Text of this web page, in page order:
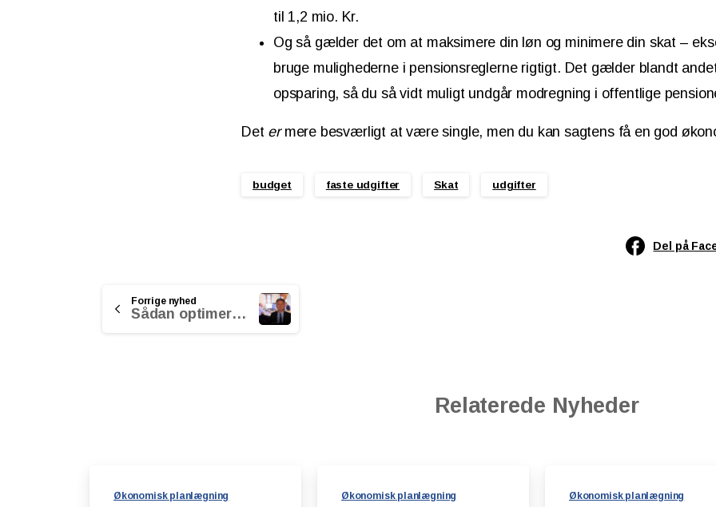
til 1,2 mio. Kr.
Og så gælder det om at maksimere din løn og minimere din skat –
bruge mulighederne i pensionsreglerne rigtigt. Det gælder blandt
opsparing, så du så vidt muligt undgår modregning i offentlige
Det ermere besværligt at være single, men du kan sagtens få en god
budget faste udgifter Skat udgifter
Del på
Continue
Reading
Forrige nyhed
Sådan optimerer du din aktieindkomstskat
Relaterede Nyheder
Økonomisk planlægning Økonomisk planlægning Økonomisk planlægning